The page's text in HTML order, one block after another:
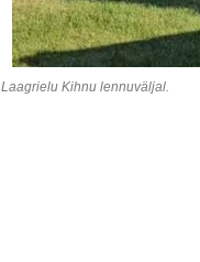
Laagrielu Kihnu lennuväljal.